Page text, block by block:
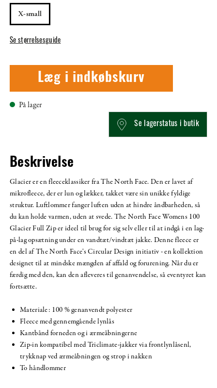
X-small
Se størrelsesguide
Læg i indkøbskurv
På lager
Se lagerstatus i butik
Beskrivelse
Glacier er en fleeceklassiker fra The North Face. Den er lavet af
mikrofleece, der er lun og lækker, takket være sin unikke fyldige
struktur. Luftlommer fanger luften uden at hindre åndbarheden, så
du kan holde varmen, uden at svede. The North Face Womens 100
Glacier Full Zip er ideel til brug for sig selv eller til at indgå i en lag-
på-lag opsætning under en vandtæt/vindtæt jakke. Denne fleece er
en del af The North Face's Circular Design initiativ - en kollektion
designet til at mindske mængden af affald og forurening. Når du er
færdig med den, kan den afleveres til genanvendelse, så eventyret kan
fortsætte.
Materiale: 100 % genanvendt polyester
Fleece med gennemgående lynlås
Kantbånd forneden og i ærmeåbningerne
Zip-in kompatibel med Triclimate-jakker via frontlynlåsenl,
trykknap ved ærmeåbningen og strop i nakken
To håndlommer